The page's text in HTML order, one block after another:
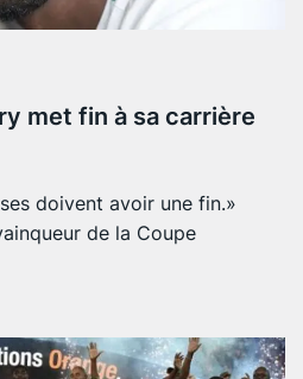
met fin à sa carrière
doivent avoir une fin.»
de la Coupe